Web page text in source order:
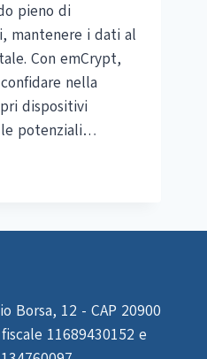
pieno di
mantenere i dati al
Con emCrypt,
nella
dispositivi
potenziali…
Borsa, 12 - CAP 20900
11689430152 e